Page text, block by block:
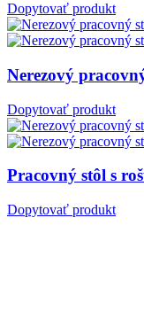
Dopytovať produkt
Nerezový
Dopytovať produkt
Pracovný stôl s
Dopytovať produkt